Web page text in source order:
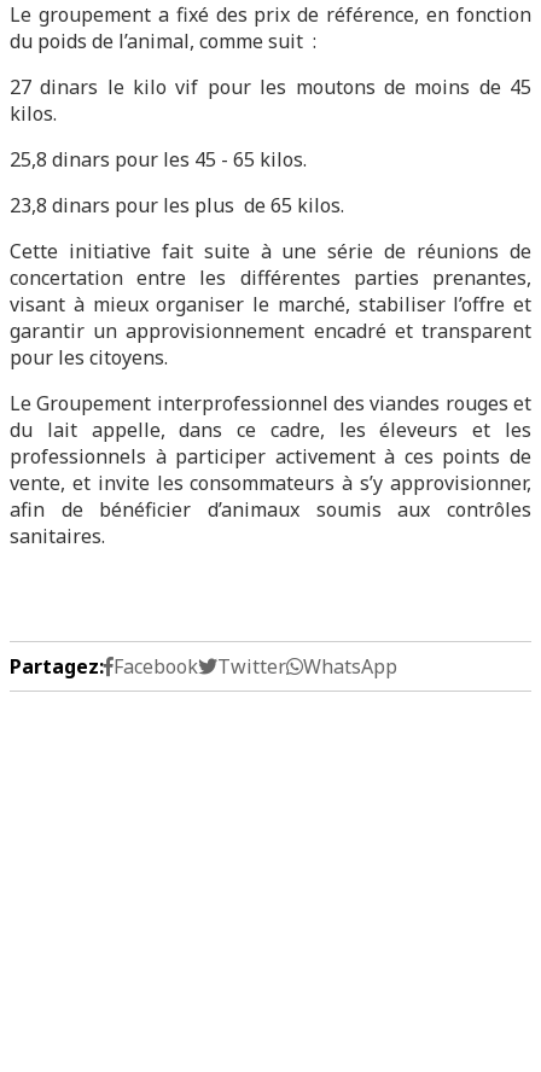
Le groupement a fixé des prix de référence, en fonction
du poids de l’animal, comme suit :
27 dinars le kilo vif pour les moutons de moins de 45
kilos.
25,8 dinars pour les 45 - 65 kilos.
23,8 dinars pour les plus de 65 kilos.
Cette initiative fait suite à une série de réunions de
concertation entre les différentes parties prenantes,
visant à mieux organiser le marché, stabiliser l’offre et
garantir un approvisionnement encadré et transparent
pour les citoyens.
Le Groupement interprofessionnel des viandes rouges et
du lait appelle, dans ce cadre, les éleveurs et les
professionnels à participer activement à ces points de
vente, et invite les consommateurs à s’y approvisionner,
afin de bénéficier d’animaux soumis aux contrôles
sanitaires.
Partagez: Facebook Twitter WhatsApp